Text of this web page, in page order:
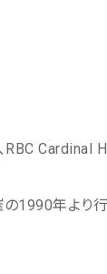
Cardinal
年より行